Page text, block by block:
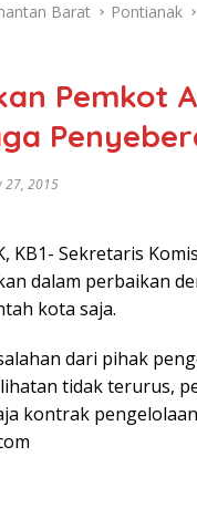
Barat Pontianak
Pemkot
27, 2015
KB1- Sekretaris
dalam perbaikan
kota saja.
dari pihak
tidak terurus,
kontrak